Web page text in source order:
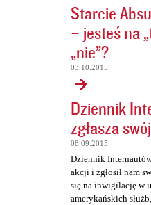
Starcie
– jesteś na
„nie”?
03.10.2015
Dziennik
zgłasza
08.09.2015
Dziennik
akcji i zgłosił nam
się na inwigilację w
amerykańskich